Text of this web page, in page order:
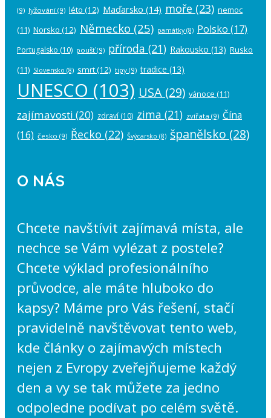
(9) lyžování (9) léto (12) Maďarsko (14) moře (23) nemoc
(11) Norsko (12) Německo (25) památky(8) Polsko (17)
Portugalsko (10) poušť(9) příroda (21) Rakousko (13) Rusko
(11) Slovensko (8) smrt(12) tipy (9) tradice (13)
UNESCO (103) USA (29) vánoce (11)
zajímavosti (20) zdraví (10) zima (21) zvířata (9) Čína
(16) česko (9) Řecko (22) Švýcarsko (8) španělsko (28)
O NÁS
Chcete navštívit zajímavá místa, ale
nechce se Vám vylézat z postele?
Chcete výklad profesionálního
průvodce, ale máte hluboko do
kapsy? Máme pro Vás řešení, stačí
pravidelně navštěvovat tento web,
kde články o zajímavých místech
nejen z Evropy zveřejňujeme každý
den a vy se tak můžete za jedno
odpoledne podívat po celém světě.